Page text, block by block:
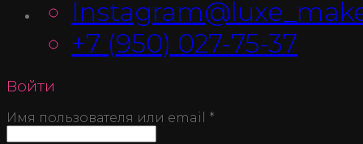
+7 (950) 027-75-37
Войти
Имя пользователя или email *